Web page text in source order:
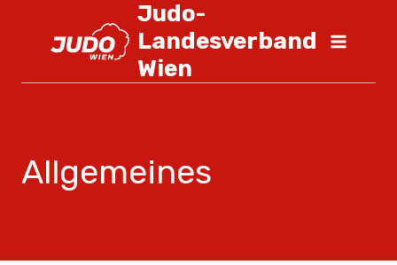
Judo-
Landesverband
Wien
Allgemeines